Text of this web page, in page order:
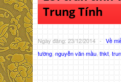
Trung Tính
Ngày đăng: 23/12/2014 - Về
tường nguyễn văn mầu thkt